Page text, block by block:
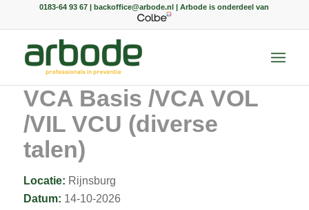
0183-64 93 67 | backoffice@arbode.nl | Arbode is onderdeel van
VCA Basis /VCA VOL
/VIL VCU (diverse
talen)
Locatie: Rijnsburg
Datum: 14-10-2026